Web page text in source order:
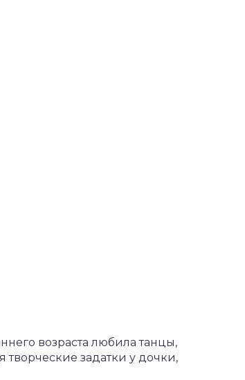
возраста любила танцы,
творческие задатки у дочки,